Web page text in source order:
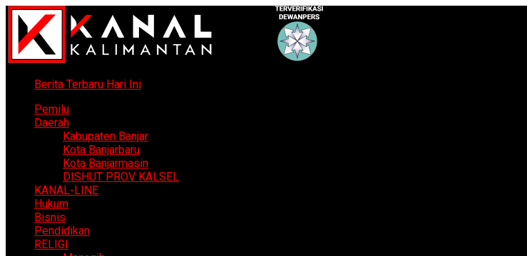
Berita Terbaru Hari Ini
Pemilu
Daerah
Kabupaten Banjar
Kota Banjarbaru
Kota Banjarmasin
DISHUT PROV KALSEL
KANAL-LINE
Hukum
Bisnis
Pendidikan
RELIGI